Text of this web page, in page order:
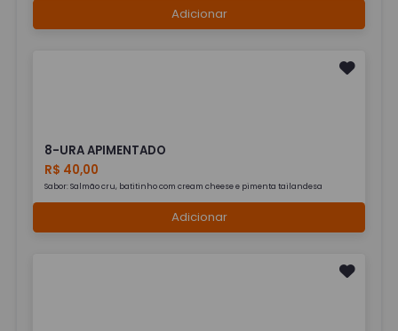
Adicionar
8-URA APIMENTADO
R$ 40,00
Sabor: Salmão cru, batitinho com cream cheese e pimenta tailandesa
Adicionar